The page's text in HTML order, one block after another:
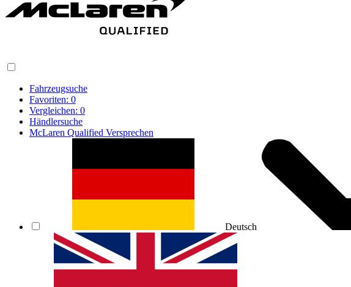
Fahrzeugsuche
Favoriten: 0
Vergleichen: 0
Händlersuche
McLaren Qualified Versprechen
Deutsch